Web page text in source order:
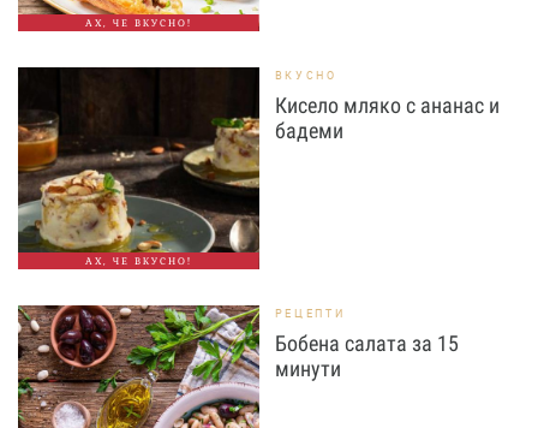
АХ, ЧЕ ВКУСНО!
АХ, ЧЕ ВКУСНО!
ВКУСНО
Кисело мляко с ананас и
бадеми
РЕЦЕПТИ
Бобена салата за 15
минути